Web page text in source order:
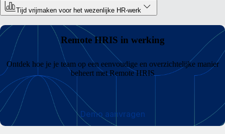
Tijd vrijmaken voor het wezenlijke HR-werk
Remote HRIS in werking
Ontdek hoe je je team op een eenvoudige en overzichtelijke manier
beheert met Remote HRIS
Demo aanvragen